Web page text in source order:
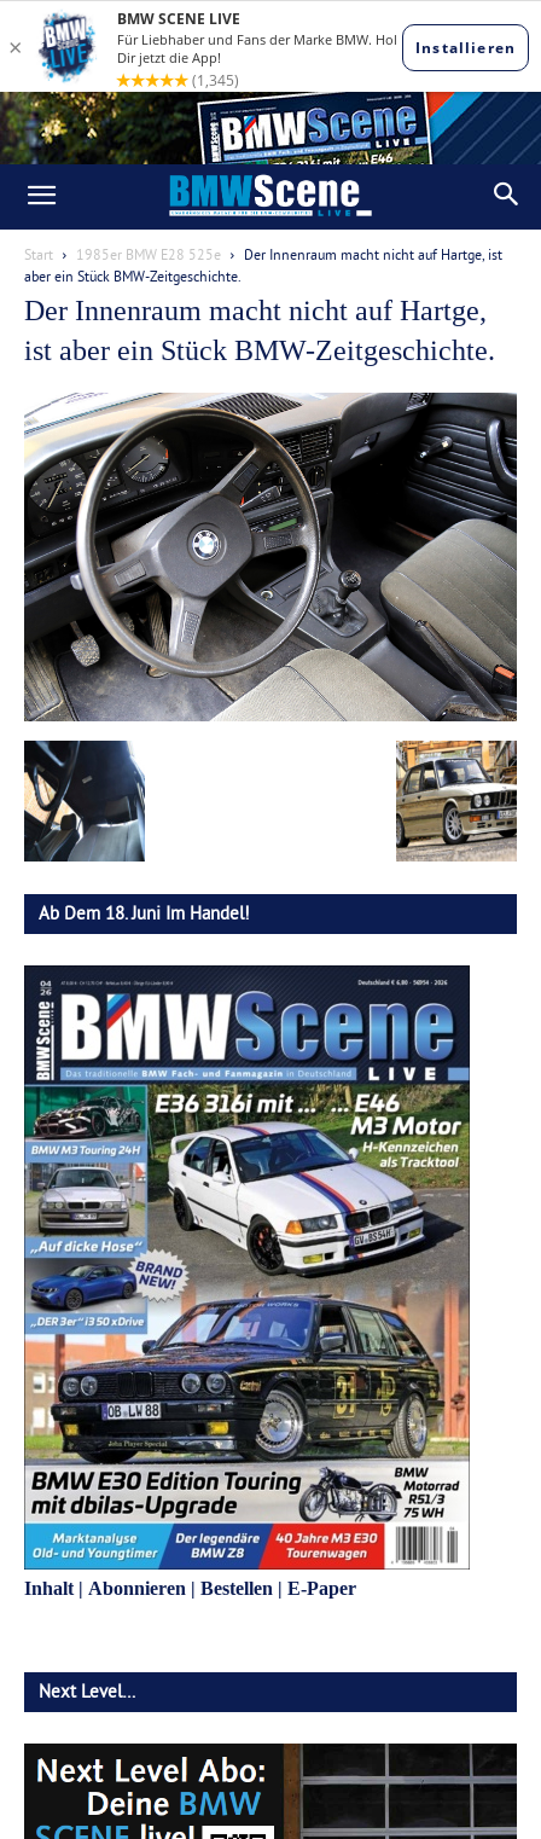
Start 1985er BMW E28 525e
Der Innenraum macht nicht auf Hartge, ist
aber ein Stück BMW-Zeitgeschichte.
Der Innenraum macht nicht auf Hartge,
ist aber ein Stück BMW-Zeitgeschichte.
Ab Dem 18. Juni Im Handel!
Inhalt | Abonnieren | Bestellen | E-Paper
Next Level…